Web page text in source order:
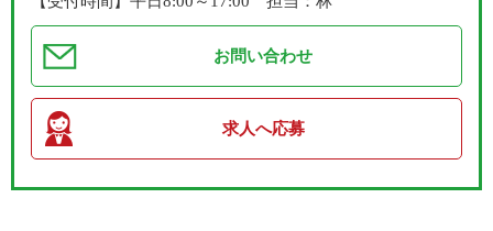
お問い合わせ
求人へ応募